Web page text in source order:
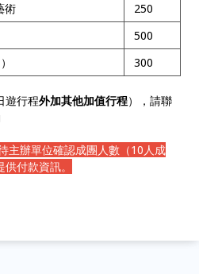
術
250
500
300
遊行程外加其他加值行程），請聯
主辦單位確認成團人數（10人成
付款資訊。